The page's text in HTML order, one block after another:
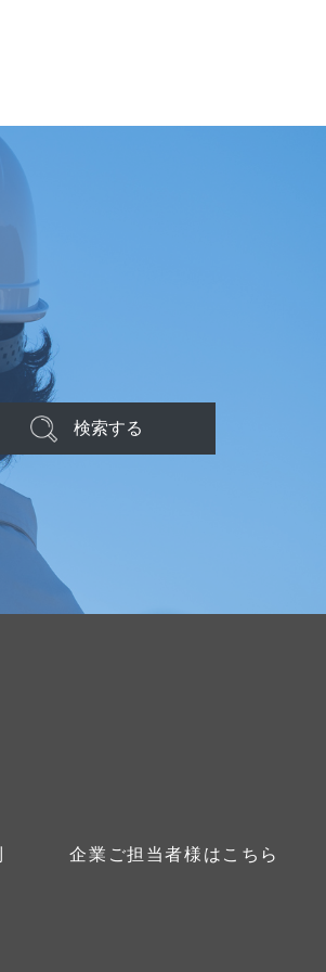
検索する
企業ご担当者様はこちら